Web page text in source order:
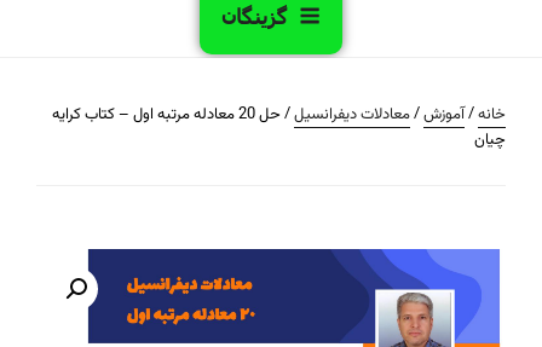
گزینگان
خانه/آموزش/معادلات دیفرانسیل
/ حل 20 معادله مرتبه اول – کتاب کرایه
چیان